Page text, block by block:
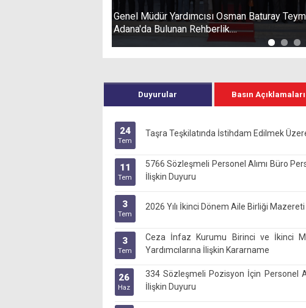
Genel Müdür Yardımcısı Osman Baturay Teymur
Adana'da Bulunan Rehberlik....
Duyurular Basın Açıklamaları
24
Tem
Taşra Teşkilatında İstihdam Edilmek
11
Tem
5766 Sözleşmeli Personel Alımı Büro
İlişkin Duyuru
3
Tem
2026 Yılı İkinci Dönem Aile Birliği
3
Tem
Ceza İnfaz Kurumu Birinci ve İkinci
Yardımcılarına İlişkin Kararname
26
Haz
334 Sözleşmeli Pozisyon İçin Personel
İlişkin Duyuru